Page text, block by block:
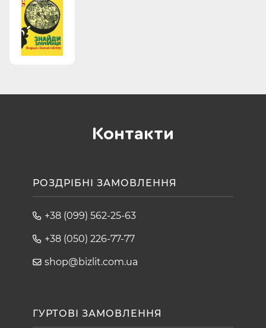
Контакти
РОЗДРІБНІ ЗАМОВЛЕННЯ
+38 (099) 562-25-63
+38 (050) 226-77-77
shop@bizlit.com.ua
ГУРТОВІ ЗАМОВЛЕННЯ